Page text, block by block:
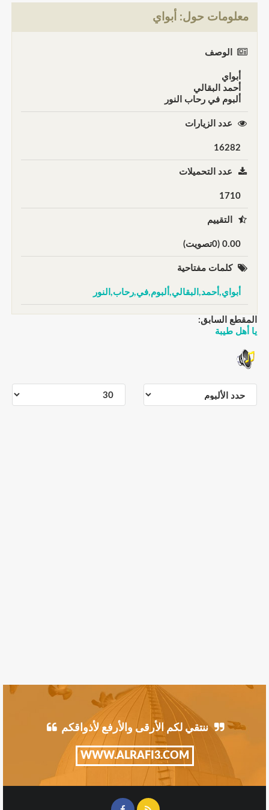
معلومات حول: أبواي
الوصف
أبواي
أحمد البقالي
ألبوم في رحاب النور
عدد الزيارات
16282
عدد التحميلات
1710
التقييم
0.00 (0تصويت)
كلمات مفتاحية
أبواي,أحمد,البقالي,ألبوم,في,رحاب,النور
المقطع السابق:
يا أهل طيبة
ننتقي لكم الأرقى والأرفع لأذواقكم
WWW.ALRAFI3.COM